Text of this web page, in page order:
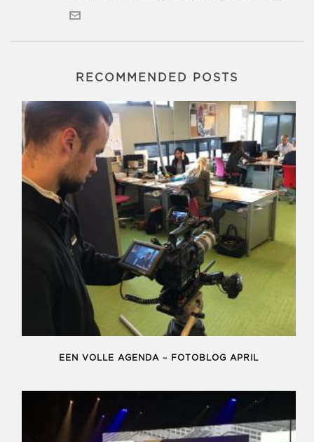
RECOMMENDED POSTS
EEN VOLLE AGENDA – FOTOBLOG APRIL